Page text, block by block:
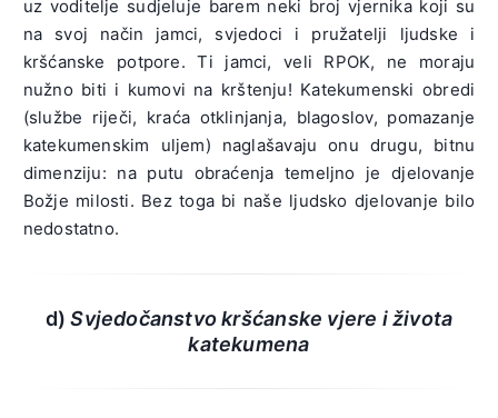
uz voditelje sudjeluje barem neki broj vjernika koji su
na svoj način jamci, svjedoci i pružatelji ljudske i
kršćanske potpore. Ti jamci, veli RPOK, ne moraju
nužno biti i kumovi na krštenju! Katekumenski obredi
(službe riječi, kraća otklinjanja, blagoslov, pomazanje
katekumenskim uljem) naglašavaju onu drugu, bitnu
dimenziju: na putu obraćenja temeljno je djelovanje
Božje milosti. Bez toga bi naše ljudsko djelovanje bilo
nedostatno.
d)Svjedočanstvo kršćanske vjere i života
katekumena